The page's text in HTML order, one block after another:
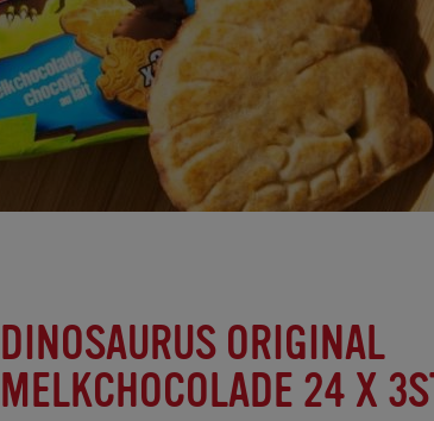
DINOSAURUS ORIGINAL
MELKCHOCOLADE 24 X